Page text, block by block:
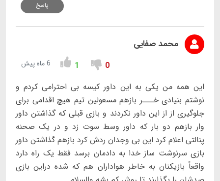
پاسخ
محمد صفایی
0
1 6 ماه پیش
این همه من یکی به این داور کیسه بی احترامی کردم و
نوشتم بنیادی خـــر بازهم مسعولین تیم هیچ اقدامی برای
جلوگیری از از این داور نکردند و بازی قبلی که گذاشتن داور
وار بازهم دو بار که داور وسط سوت زد و در یک صحنه
پنالتی اعلام کرد این بی وجدان ردش کرد بازهم گذاشتن داور
بازی سرنوشت ساز خدا به دادمان برسد فقط یک راه دارد
واقعاً بازیکنان به خاطر هواداران هم که شده دراین بازی